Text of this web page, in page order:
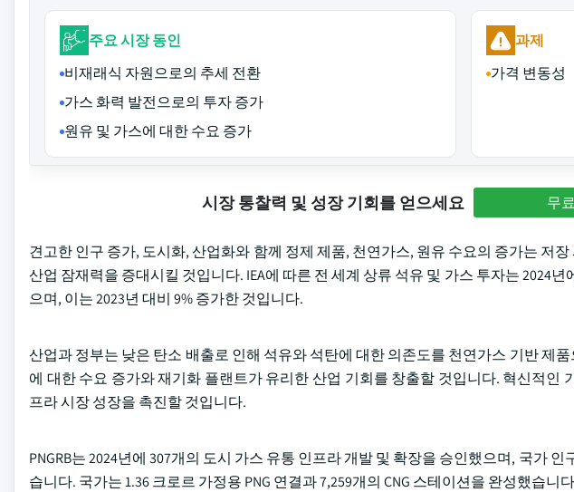
주요 시장 동인
비재래식 자원으로의 추세 전환
가스 화력 발전으로의 투자 증가
원유 및 가스에 대한 수요 증가
과제
가격 변동성
시장 통찰력 및 성장 기회를 얻으세요 무
견고한 인구 증가, 도시화, 산업화와 함께 정제 제품, 천연가스, 원유 수요의 증가는 저
산업 잠재력을 증대시킬 것입니다. IEA에 따른 전 세계 상류 석유 및 가스 투자는 2024
으며, 이는 2023년 대비 9% 증가한 것입니다.
산업과 정부는 낮은 탄소 배출로 인해 석유와 석탄에 대한 의존도를 천연가스 기반 제
에 대한 수요 증가와 재기화 플랜트가 유리한 산업 기회를 창출할 것입니다. 혁신적인
프라 시장 성장을 촉진할 것입니다.
PNGRB는 2024년에 307개의 도시 가스 유통 인프라 개발 및 확장을 승인했으며, 국가
습니다. 국가는 1.36 크로르 가정용 PNG 연결과 7,259개의 CNG 스테이션을 완성했습니